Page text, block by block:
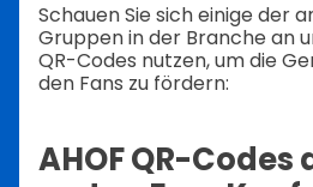
Schauen Sie sich einige der
Gruppen in der Branche an
QR-Codes nutzen, um die
den Fans zu fördern:
AHOF QR-Codes